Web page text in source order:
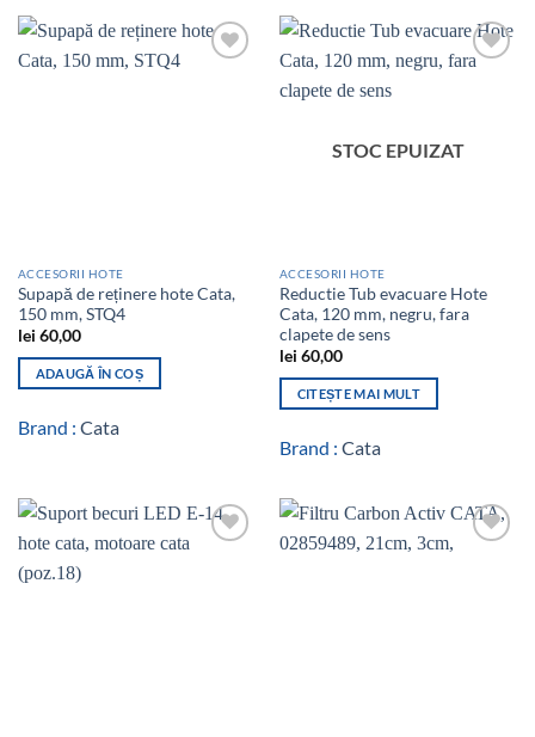
ACCESORII HOTE
Supapă de reținere hote Cata,
150 mm, STQ4
lei 60,00
ADAUGĂ ÎN COȘ
Brand : Cata
STOC EPUIZAT
ACCESORII HOTE
Reductie Tub evacuare Hote
Cata, 120 mm, negru, fara
clapete de sens
lei 60,00
CITEȘTE MAI MULT
Brand : Cata